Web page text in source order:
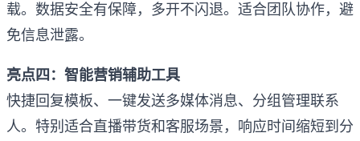
载。数据安全有保障，多开不闪退。适合团队协作，避
免信息泄露。
亮点四：智能营销辅助工具
快捷回复模板、一键发送多媒体消息、分组管理联系
人。特别适合直播带货和客服场景，响应时间缩短到分